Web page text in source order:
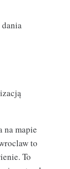
na mapie
to
To